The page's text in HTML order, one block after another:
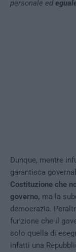
personale ed
Dunque, mentre
garantisca
Costituzione che
governo, ma la
democrazia.
funzione che il
solo quella di
infatti una